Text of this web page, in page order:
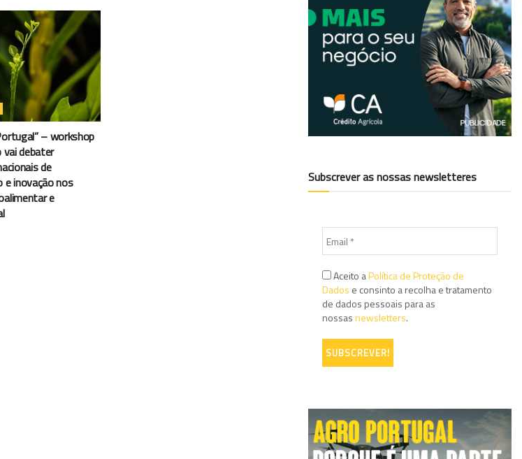
– workshop
debater
de
e inovação nos
e
Subscrever as nossas newsletteres
Aceito aPolítica de Proteção de
Dados e consinto a recolha e tratamento
de dados pessoais para as
nossasnewsletters.